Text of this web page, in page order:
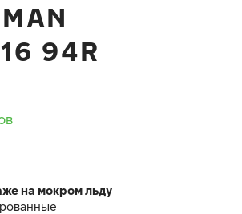
94R
на мокром льду